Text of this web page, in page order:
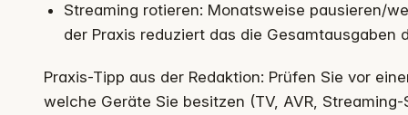
Streaming rotieren: Monatsweise pausieren/
der Praxis reduziert das die Gesamtausgaben
Praxis-Tipp aus der Redaktion: Prüfen Sie vor
welche Geräte Sie besitzen (TV, AVR, Streaming-